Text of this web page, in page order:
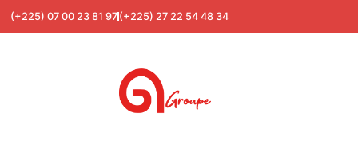
(+225) 07 00 23 81 97 (+225) 27 22 54 48 34